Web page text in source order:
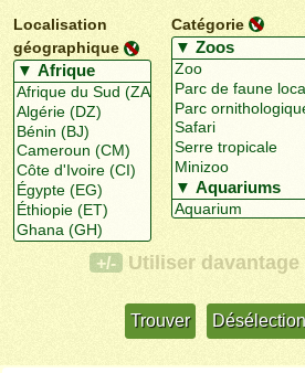
Localisation
géographique
Catégorie
+/- Utiliser